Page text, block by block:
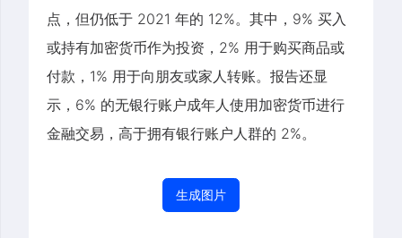
点，但仍低于 2021 年的 12%。其中，9% 买入
或持有加密货币作为投资，2% 用于购买商品或
付款，1% 用于向朋友或家人转账。报告还显
示，6% 的无银行账户成年人使用加密货币进行
金融交易，高于拥有银行账户人群的 2%。
生成图片